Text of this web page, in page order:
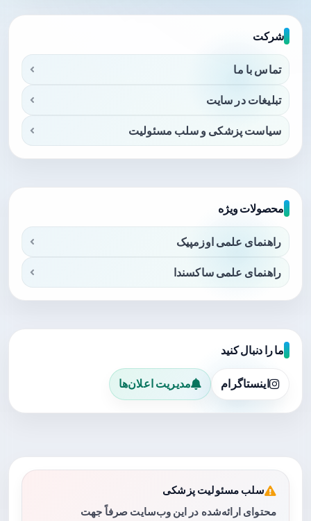
شرکت
تماس با ما
تبلیغات در سایت
سیاست پزشکی و سلب مسئولیت
محصولات ویژه
راهنمای علمی اوزمپیک
راهنمای علمی ساکسندا
ما را دنبال کنید
اینستاگرام مدیریت اعلان‌ها
سلب مسئولیت پزشکی
محتوای ارائه‌شده در این وب‌سایت صرفاً جهت